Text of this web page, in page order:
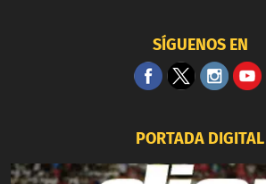
SÍGUENOS EN
PORTADA DIGITAL